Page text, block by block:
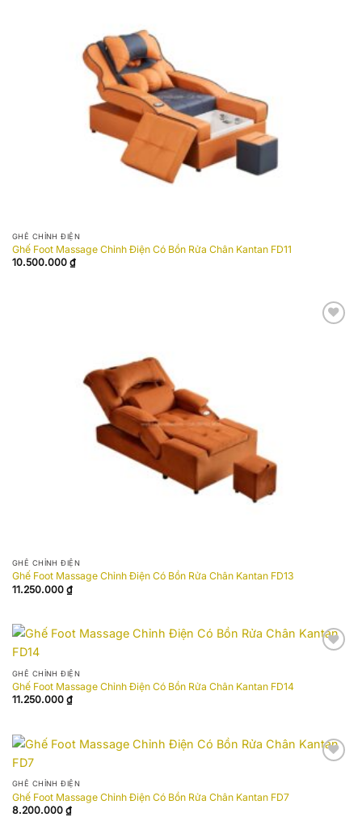
GHẾ CHỈNH ĐIỆN
Ghế Foot Massage Chỉnh Điện Có Bồn Rửa Chân Kantan FD11
10.500.000 ₫
GHẾ CHỈNH ĐIỆN
Ghế Foot Massage Chỉnh Điện Có Bồn Rửa Chân Kantan FD13
11.250.000 ₫
GHẾ CHỈNH ĐIỆN
Ghế Foot Massage Chỉnh Điện Có Bồn Rửa Chân Kantan FD14
11.250.000 ₫
GHẾ CHỈNH ĐIỆN
Ghế Foot Massage Chỉnh Điện Có Bồn Rửa Chân Kantan FD7
8.200.000 ₫